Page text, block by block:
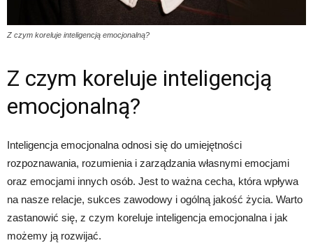
Z czym koreluje inteligencją emocjonalną?
Z czym koreluje inteligencją
emocjonalną?
Inteligencja emocjonalna odnosi się do umiejętności
rozpoznawania, rozumienia i zarządzania własnymi emocjami
oraz emocjami innych osób. Jest to ważna cecha, która wpływa
na nasze relacje, sukces zawodowy i ogólną jakość życia. Warto
zastanowić się, z czym koreluje inteligencja emocjonalna i jak
możemy ją rozwijać.